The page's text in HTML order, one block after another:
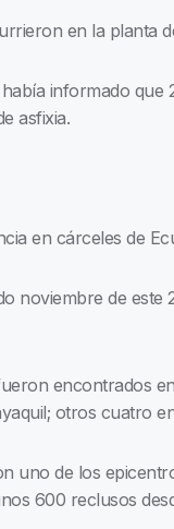
en la planta
había informado
asfixia.
en cárceles de
noviembre de
encontrados
otros cuatro
uno de los
600 reclusos